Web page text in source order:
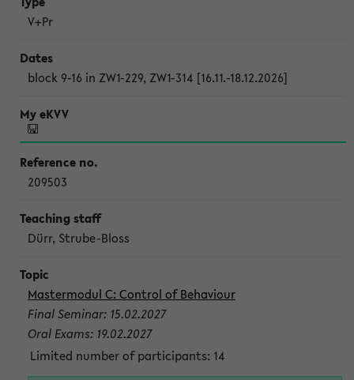
V+Pr
block 9-16 in ZW1-229, ZW1-314 [16.11.-18.12.2026]
209503
Dürr, Strube-Bloss
Mastermodul C: Control of Behaviour
Final Seminar: 15.02.2027
Oral Exams: 19.02.2027
Limited number of participants: 14